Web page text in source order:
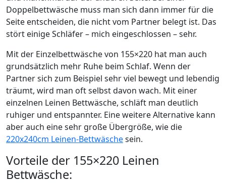
Doppelbettwäsche muss man sich dann immer für die
Seite entscheiden, die nicht vom Partner belegt ist. Das
stört einige Schläfer – mich eingeschlossen – sehr.
Mit der Einzelbettwäsche von 155×220 hat man auch
grundsätzlich mehr Ruhe beim Schlaf. Wenn der
Partner sich zum Beispiel sehr viel bewegt und lebendig
träumt, wird man oft selbst davon wach. Mit einer
einzelnen Leinen Bettwäsche, schläft man deutlich
ruhiger und entspannter. Eine weitere Alternative kann
aber auch eine sehr große Übergröße, wie die
220x240cm Leinen-Bettwäschesein.
Vorteile der 155×220 Leinen
Bettwäsche: